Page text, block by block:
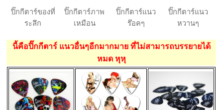
ปิ๊กกีตาร์ของที่
ระลึก
ปิ๊กกีตาร์ภาพ
เหมือน
ปิ๊กกีตาร์แนว
ร๊อคๆ
ปิ๊กกีตาร์แนว
หวานๆ
นี้คือปิ๊กกีตาร์ แนวอื่นๆอีกมากมาย ที่ไม่สามารถบรรยายได้
หมด หุหุ